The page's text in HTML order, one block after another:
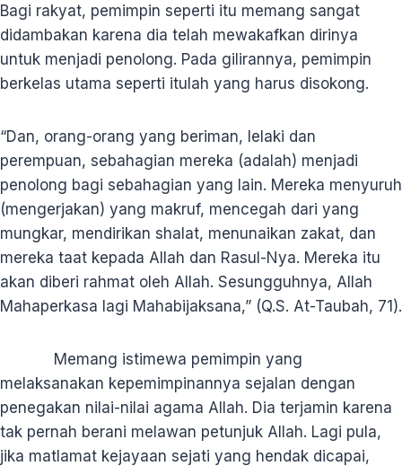
Bagi rakyat, pemimpin seperti itu memang sangat
didambakan karena dia telah mewakafkan dirinya
untuk menjadi penolong. Pada gilirannya, pemimpin
berkelas utama seperti itulah yang harus disokong.
“Dan, orang-orang yang beriman, lelaki dan
perempuan, sebahagian mereka (adalah) menjadi
penolong bagi sebahagian yang lain. Mereka menyuruh
(mengerjakan) yang makruf, mencegah dari yang
mungkar, mendirikan shalat, menunaikan zakat, dan
mereka taat kepada Allah dan Rasul-Nya. Mereka itu
akan diberi rahmat oleh Allah. Sesungguhnya, Allah
Mahaperkasa lagi Mahabijaksana,” (Q.S. At-Taubah, 71).
Memang istimewa pemimpin yang
melaksanakan kepemimpinannya sejalan dengan
penegakan nilai-nilai agama Allah. Dia terjamin karena
tak pernah berani melawan petunjuk Allah. Lagi pula,
jika matlamat kejayaan sejati yang hendak dicapai,